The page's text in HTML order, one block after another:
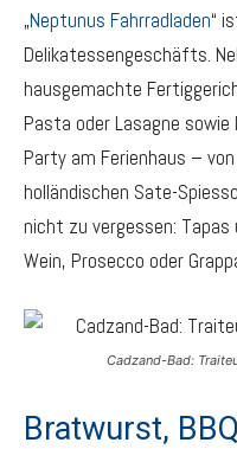
„Neptunus Fahrradladen“
Delikatessengeschäfts.
hausgemachte
Pasta oder Lasagne
Party am Ferienhaus –
holländischen Sate-
nicht zu vergessen:
Wein, Prosecco oder
Cadzand-Bad:
Bratwurst,